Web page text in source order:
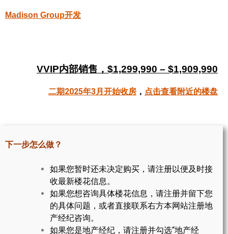
贷款指南
楼花地图
楼花转让专区
多伦多市中心楼花项目
Madison Group开发
VVIP内部销售，$1,299,990 – $1,909,990
二期2025年3月开始收房 ， 点击查看附近的楼盘
下一步怎么做？
如果您暂时还未决定购买，请注册以便及时接
收最新楼花信息。
如果您想咨询具体楼花信息，请注册并留下您
的具体问题，或者直接联系右方本网站注册地
产经纪咨询。
如果您是地产经纪，请注册并勾选“地产经